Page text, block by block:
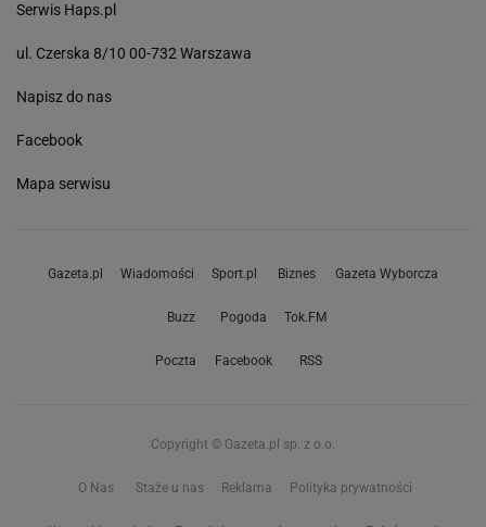
Serwis Haps.pl
ul. Czerska 8/10 00-732 Warszawa
Napisz do nas
Facebook
Mapa serwisu
Gazeta.pl Wiadomości Sport.pl Biznes Gazeta Wyborcza
Buzz Pogoda Tok.FM
Poczta Facebook RSS
Copyright © Gazeta.pl sp. z o.o.
O Nas Staże u nas Reklama Polityka prywatności